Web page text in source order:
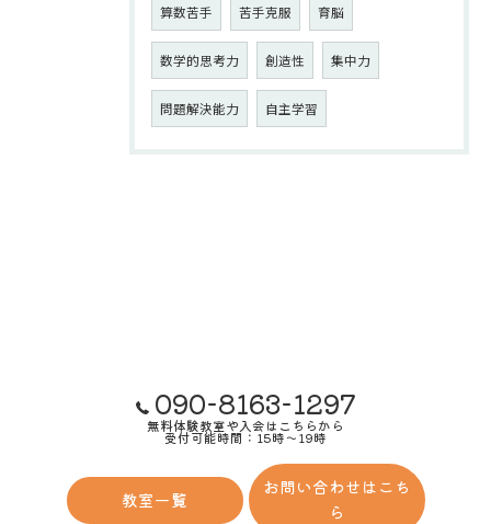
算数苦手 苦手克服 育脳
数学的思考力 創造性 集中力
問題解決能力 自主学習
090-8163-1297
無料体験教室や入会はこちらから
受付可能時間：15時～19時
教室一覧
お問い合わせはこち
ら